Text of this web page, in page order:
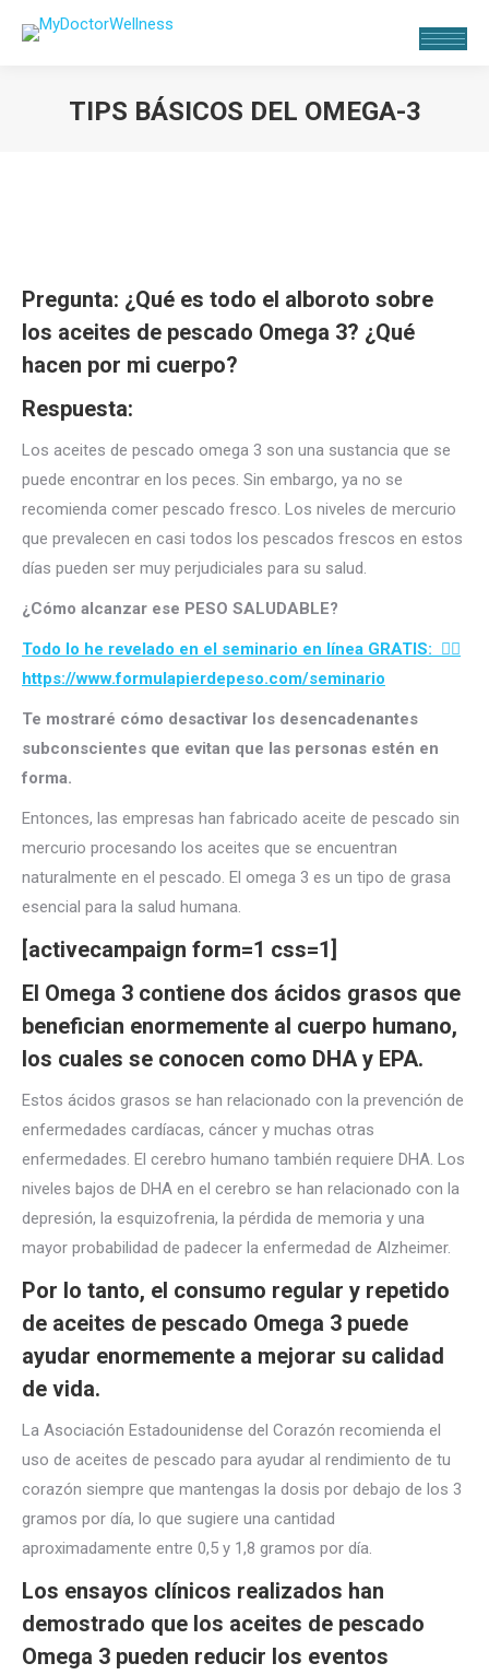
TIPS BÁSICOS DEL OMEGA-3
Pregunta: ¿Qué es todo el alboroto sobre
los aceites de pescado Omega 3? ¿Qué
hacen por mi cuerpo?
Respuesta:
Los aceites de pescado omega 3 son una sustancia que se
puede encontrar en los peces. Sin embargo, ya no se
recomienda comer pescado fresco. Los niveles de mercurio
que prevalecen en casi todos los pescados frescos en estos
días pueden ser muy perjudiciales para su salud.
¿Cómo alcanzar ese PESO SALUDABLE?
Todo lo he revelado en el seminario en línea GRATIS: 👉🏻
https://www.formulapierdepeso.com/seminario
Te mostraré cómo desactivar los desencadenantes
subconscientes que evitan que las personas estén en
forma.
Entonces, las empresas han fabricado aceite de pescado sin
mercurio procesando los aceites que se encuentran
naturalmente en el pescado. El omega 3 es un tipo de grasa
esencial para la salud humana.
[activecampaign form=1 css=1]
El Omega 3 contiene dos ácidos grasos que
benefician enormemente al cuerpo humano,
los cuales se conocen como DHA y EPA.
Estos ácidos grasos se han relacionado con la prevención de
enfermedades cardíacas, cáncer y muchas otras
enfermedades. El cerebro humano también requiere DHA. Los
niveles bajos de DHA en el cerebro se han relacionado con la
depresión, la esquizofrenia, la pérdida de memoria y una
mayor probabilidad de padecer la enfermedad de Alzheimer.
Por lo tanto, el consumo regular y repetido
de aceites de pescado Omega 3 puede
ayudar enormemente a mejorar su calidad
de vida.
La Asociación Estadounidense del Corazón recomienda el
uso de aceites de pescado para ayudar al rendimiento de tu
corazón siempre que mantengas la dosis por debajo de los 3
gramos por día, lo que sugiere una cantidad
aproximadamente entre 0,5 y 1,8 gramos por día.
Los ensayos clínicos realizados han
demostrado que los aceites de pescado
Omega 3 pueden reducir los eventos